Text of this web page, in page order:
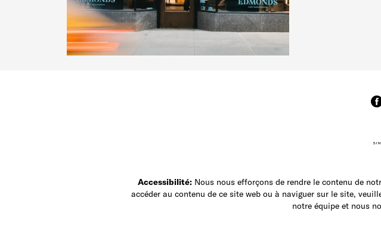
Accessibilité: Nous nous efforçons de rendre le contenu de
accéder au contenu de ce site web ou à naviguer sur le site,
notre équipe et nous